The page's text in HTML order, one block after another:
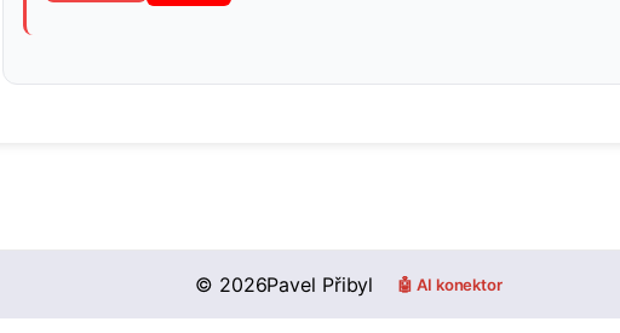
© 2026Pavel Přibyl 🤖 AI konektor